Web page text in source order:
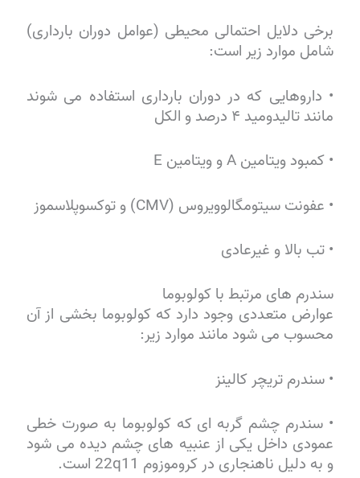
برخی دلایل احتمالی محیطی (عوامل دوران بارداری)
شامل موارد زیر است:
• داروهایی که در دوران بارداری استفاده می شوند
مانند تالیدومید ۴ درصد و الکل
• کمبود ویتامین A و ویتامین E
• عفونت سیتومگالوویروس (CMV) و توکسوپلاسموز
• تب بالا و غیرعادی
سندرم های مرتبط با کولوبوما
عوارض متعددی وجود دارد که کولوبوما بخشی از آن
محسوب می شود مانند موارد زیر:
• سندرم تریچر کالینز
• سندرم چشم گربه ای که کولوبوما به صورت خطی
عمودی داخل یکی از عنبیه های چشم دیده می شود
و به دلیل ناهنجاری در کروموزوم 22q11 است.